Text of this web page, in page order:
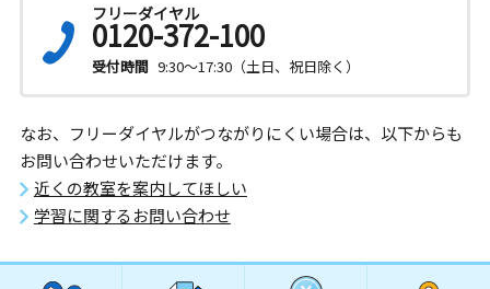
フリーダイヤル
0120-372-100
受付時間 9:30～17:30（土日、祝日除く）
なお、フリーダイヤルがつながりにくい場合は、以下からも
お問い合わせいただけます。
近くの教室を案内してほしい
学習に関するお問い合わせ